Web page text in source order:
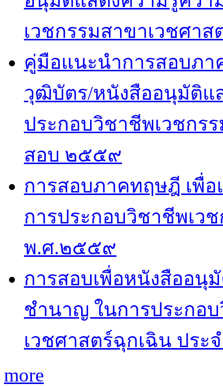
เวชกรรมสาขาเวชศา
คู่มือแนะนำการสอบภา
วุฒิบัตร/หนังสืออนุมัติแ
ประกอบวิชาชีพเวชกร
สอบ ๒๕๕๙
การสอบภาคทฤษฎี เพื่
การประกอบวิชาชีพเว
พ.ศ.๒๕๕๙
การสอบเพื่อหนังสืออนุ
ชำนาญ ในการประกอ
เวชศาสตร์ฉุกเฉิน ปร
more